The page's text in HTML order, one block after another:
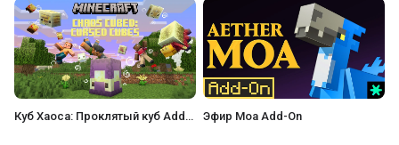
Куб Хаоса: Проклятый куб Add-On Эфир Моа Add-On